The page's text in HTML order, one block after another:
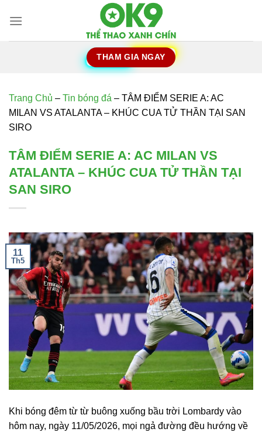
đến
THAM GIA NGAY
Trang Chủ – Tin bóng đá – TÂM ĐIỂM SERIE A: AC
MILAN VS ATALANTA – KHÚC CUA TỬ THẦN TẠI SAN
SIRO
TÂM ĐIỂM SERIE A: AC MILAN VS
ATALANTA – KHÚC CUA TỬ THẦN TẠI
SAN SIRO
11
Th5
Khi bóng đêm từ từ buông xuống bầu trời Lombardy vào
hôm nay, ngày 11/05/2026, mọi ngả đường đều hướng về